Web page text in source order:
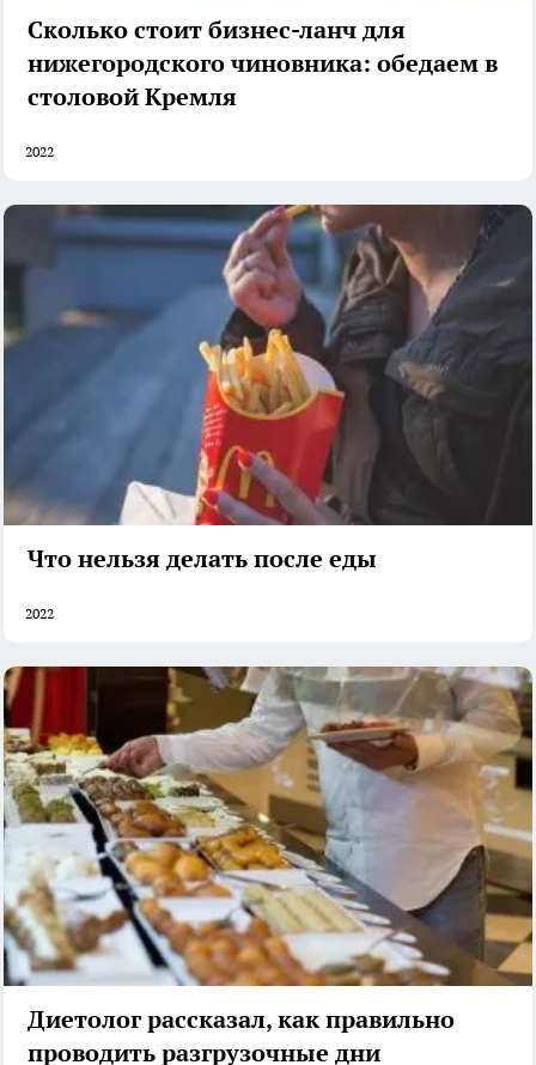
Сколько стоит бизнес-ланч для
нижегородского чиновника: обедаем в
столовой Кремля
2022
Что нельзя делать после еды
2022
Диетолог рассказал, как правильно
проводить разгрузочные дни